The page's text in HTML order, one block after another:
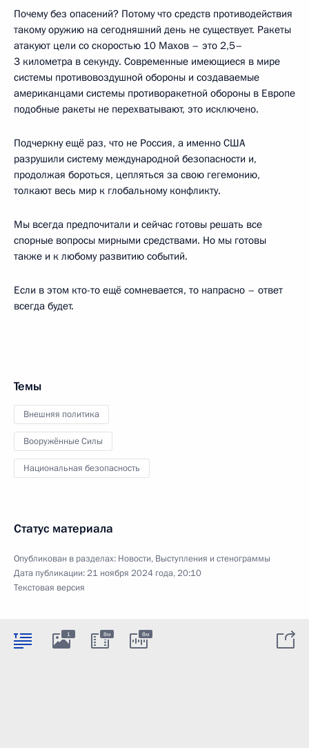
Почему без опасений? Потому что средств противодействия
такому оружию на сегодняшний день не существует. Ракеты
атакуют цели со скоростью 10 Махов – это 2,5–
3 километра в секунду. Современные имеющиеся в мире
системы противовоздушной обороны и создаваемые
американцами системы противоракетной обороны в Европе
подобные ракеты не перехватывают, это исключено.
Подчеркну ещё раз, что не Россия, а именно США
разрушили систему международной безопасности и,
продолжая бороться, цепляться за свою гегемонию,
толкают весь мир к глобальному конфликту.
Мы всегда предпочитали и сейчас готовы решать все
спорные вопросы мирными средствами. Но мы готовы
также и к любому развитию событий.
Если в этом кто-то ещё сомневается, то напрасно – ответ
всегда будет.
Темы
Внешняя политика
Вооружённые Силы
Национальная безопасность
Статус материала
Опубликован в разделах: Новости, Выступления и стенограммы
Дата публикации:21 ноября 2024 года, 20:10
Текстовая версия
1 8м 8м